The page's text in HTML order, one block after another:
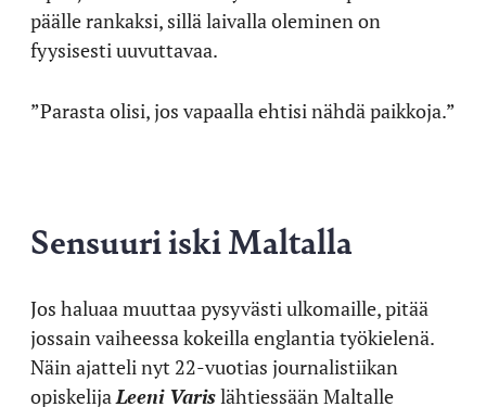
päälle rankaksi, sillä laivalla oleminen on
fyysisesti uuvuttavaa.
”Parasta olisi, jos vapaalla ehtisi nähdä paikkoja.”
Sensuuri iski Maltalla
Jos haluaa muuttaa pysyvästi ulkomaille, pitää
jossain vaiheessa kokeilla englantia työkielenä.
Näin ajatteli nyt 22-vuotias journalistiikan
opiskelija Leeni Varislähtiessään Maltalle